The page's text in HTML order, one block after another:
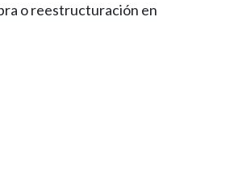
o reestructuración en